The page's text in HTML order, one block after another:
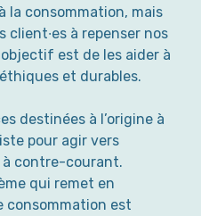
la consommation, mais
client·es à repenser nos
est de les aider à
et durables.
destinées à l’origine à
pour agir vers
à contre-courant.
qui remet en
consommation est